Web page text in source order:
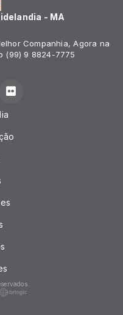
- MA
Companhia, Agora na
(99) 9 8824-7775